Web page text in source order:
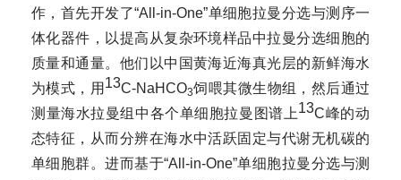
作，首先开发了“All-in-One”单细胞拉曼分选与测序一
体化器件，以提高从复杂环境样品中拉曼分选细胞的
质量和通量。他们以中国黄海近海真光层的新鲜海水
为模式，用 13C-NaHCO3饲喂其微生物组，然后通过
测量海水拉曼组中各个单细胞拉曼图谱上13C峰的动
态特征，从而分辨在海水中活跃固定与代谢无机碳的
单细胞群。进而基于“All-in-One”单细胞拉曼分选与测